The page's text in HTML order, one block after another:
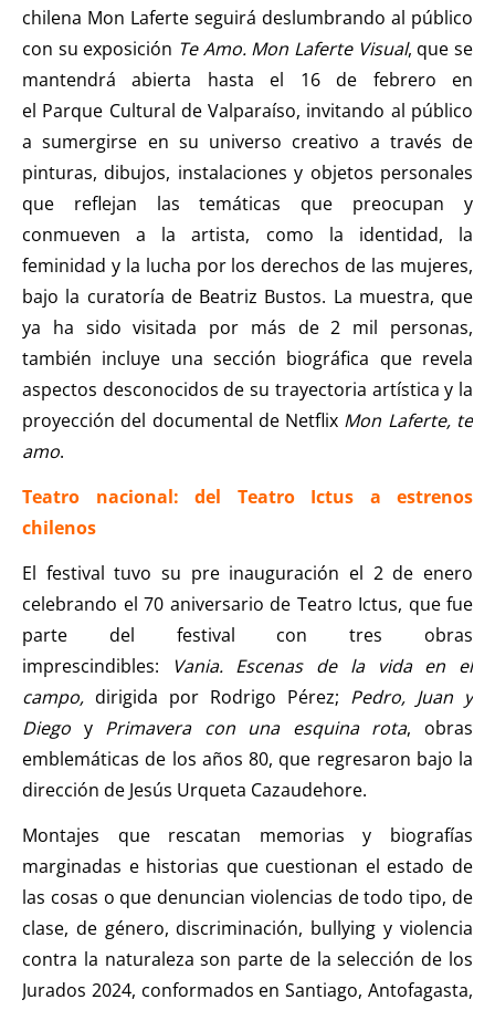
chilena Mon Laferte seguirá deslumbrando al público
con su exposición Te Amo. Mon Laferte Visual, que se
mantendrá abierta hasta el 16 de febrero en
el Parque Cultural de Valparaíso, invitando al público
a sumergirse en su universo creativo a través de
pinturas, dibujos, instalaciones y objetos personales
que reflejan las temáticas que preocupan y
conmueven a la artista, como la identidad, la
feminidad y la lucha por los derechos de las mujeres,
bajo la curatoría de Beatriz Bustos. La muestra, que
ya ha sido visitada por más de 2 mil personas,
también incluye una sección biográfica que revela
aspectos desconocidos de su trayectoria artística y la
proyección del documental de Netflix Mon Laferte, te
amo.
Teatro nacional: del Teatro Ictus a estrenos
chilenos
El festival tuvo su pre inauguración el 2 de enero
celebrando el 70 aniversario de Teatro Ictus, que fue
parte del festival con tres obras
imprescindibles:
Vania. Escenas de la vida en el
campo, dirigida por Rodrigo Pérez; Pedro, Juan y
Diego y Primavera con una esquina rota, obras
emblemáticas de los años 80, que regresaron bajo la
dirección de Jesús Urqueta Cazaudehore.
Montajes que rescatan memorias y biografías
marginadas e historias que cuestionan el estado de
las cosas o que denuncian violencias de todo tipo, de
clase, de género, discriminación, bullying y violencia
contra la naturaleza son parte de la selección de los
Jurados 2024, conformados en Santiago, Antofagasta,